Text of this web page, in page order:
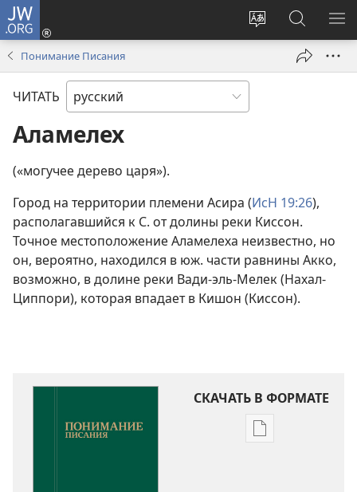
JW.ORG
Изменить
Войти
(открывается
окне)
Поиск
по
jw.org
Понимание Писания
ЧИТАТЬ
Аламелех
(«могучее дерево царя»).
Город на территории племени Асира (ИсН 19:26),
располагавшийся к С. от долины реки Киссон.
Точное местоположение Аламелеха неизвестно, но
он, вероятно, находился в юж. части равнины Акко,
возможно, в долине реки Вади-эль-Мелек (Нахал-
Циппори), которая впадает в Кишон (Киссон).
СКАЧАТЬ В ФОРМАТЕ
Варианты